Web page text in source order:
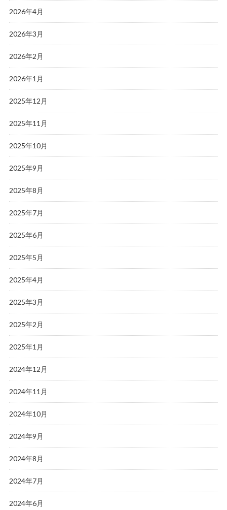
2026年4月
2026年3月
2026年2月
2026年1月
2025年12月
2025年11月
2025年10月
2025年9月
2025年8月
2025年7月
2025年6月
2025年5月
2025年4月
2025年3月
2025年2月
2025年1月
2024年12月
2024年11月
2024年10月
2024年9月
2024年8月
2024年7月
2024年6月